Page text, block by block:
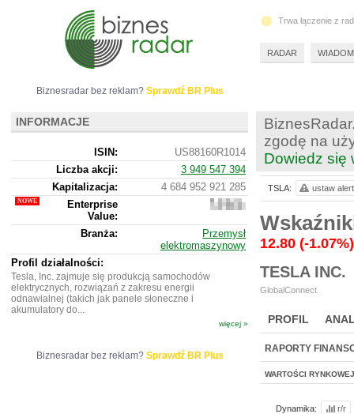
zgodę na
Dowiedz się
12.80 (-1.07%)
TESLA INC.
GlobalConnect
PROFIL
BR LAB
RAPORTY
WARTOŚCI RYNKOWEJ
Dynamika: r/r
TSLA: ustaw alert
Biznesradar bez reklam? Sprawdź BR Plus
INFORMACJE
ISIN:
US88160R1014
Liczba akcji:
3 949 547 394
Kapitalizacja:
4 684 952 921 285
Enterprise
Value:
4
791
929
685
Branża:
Przemysł
elektromaszynowy
Profil działalności:
Tesla, Inc. zajmuje się produkcją samochodów
elektrycznych, rozwiązań z zakresu energii
odnawialnej (takich jak panele słoneczne i
akumulatory do...
więcej »
Biznesradar bez reklam? Sprawdź BR Plus
Trwa łączenie z
RADAR